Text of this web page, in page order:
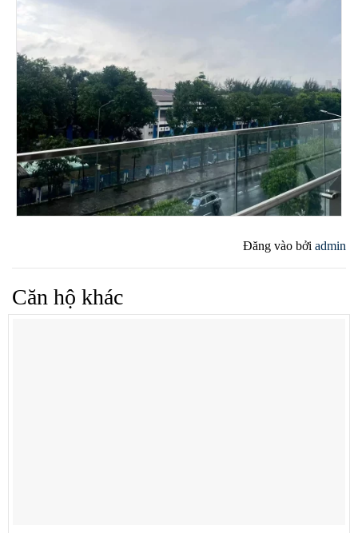
Đăng vào bởi admin
Căn hộ khác